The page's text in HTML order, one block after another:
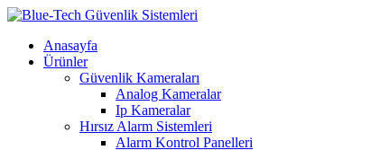
Anasayfa
Ürünler
Güvenlik Kameraları
Analog Kameralar
Ip Kameralar
Hırsız Alarm Sistemleri
Alarm Kontrol Panelleri